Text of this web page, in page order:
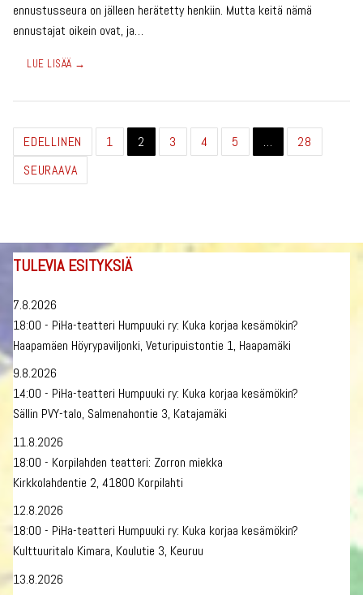
ennustusseura on jälleen herätetty henkiin. Mutta keitä nämä
ennustajat oikein ovat, ja…
LUE LISÄÄ →
Artikkelien
sivutus
EDELLINEN 1 2 3 4 5 …
28
SEURAAVA
TULEVIA ESITYKSIÄ
7.8.2026
18:00 - PiHa-teatteri Humpuuki ry: Kuka korjaa kesämökin?
Haapamäen Höyrypaviljonki, Veturipuistontie 1, Haapamäki
9.8.2026
14:00 - PiHa-teatteri Humpuuki ry: Kuka korjaa kesämökin?
Sällin PVY-talo, Salmenahontie 3, Katajamäki
11.8.2026
18:00 - Korpilahden teatteri: Zorron miekka
Kirkkolahdentie 2, 41800 Korpilahti
12.8.2026
18:00 - PiHa-teatteri Humpuuki ry: Kuka korjaa kesämökin?
Kulttuuritalo Kimara, Koulutie 3, Keuruu
13.8.2026